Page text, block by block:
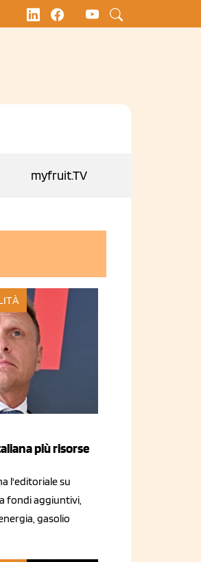
myfruit.TV
più risorse
l'editoriale su
fondi aggiuntivi,
gasolio